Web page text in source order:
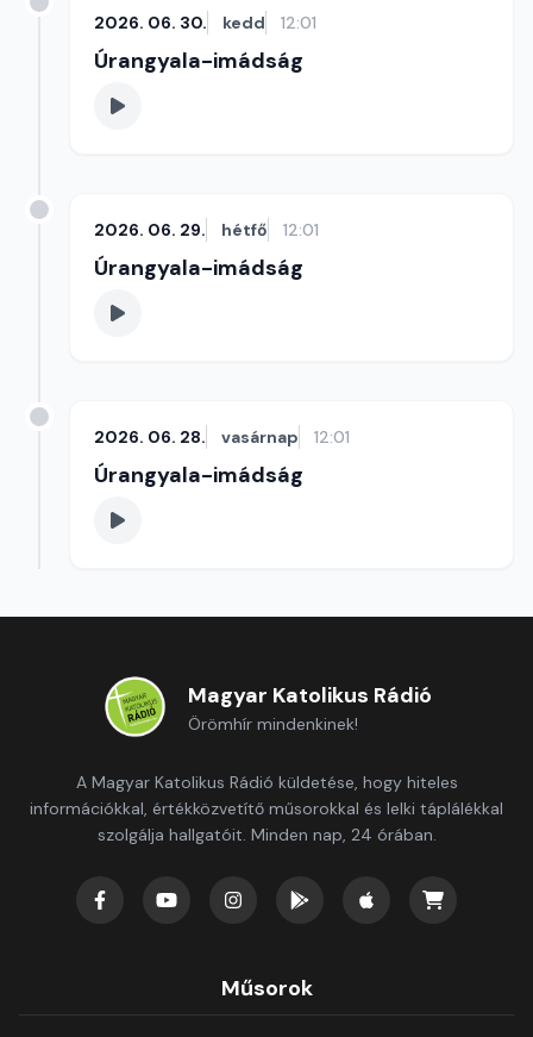
2026. 06. 30. kedd 12:01
Úrangyala-imádság
2026. 06. 29. hétfő 12:01
Úrangyala-imádság
2026. 06. 28. vasárnap 12:01
Úrangyala-imádság
Magyar Katolikus Rádió
Örömhír mindenkinek!
A Magyar Katolikus Rádió küldetése, hogy hiteles
információkkal, értékközvetítő műsorokkal és lelki táplálékkal
szolgálja hallgatóit. Minden nap, 24 órában.
Műsorok